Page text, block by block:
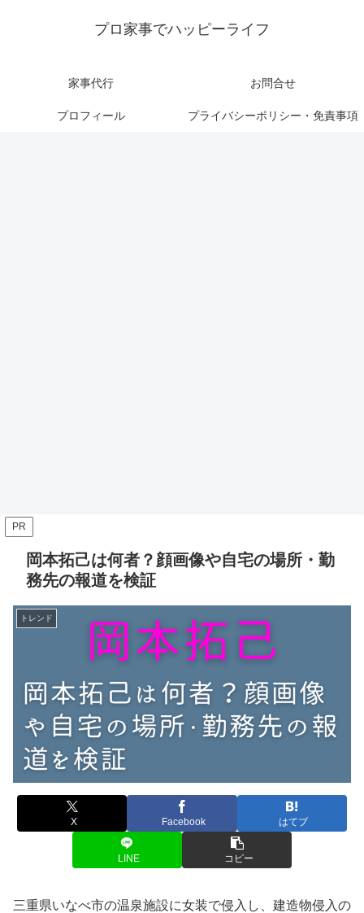
プロ家事でハッピーライフ
家事代行 お問合せ
プロフィール プライバシーポリシー・免責事項
PR
岡本拓己は何者？顔画像や自宅の場所・勤
務先の報道を検証
トレンド
X Facebook はてブ
LINE コピー
三重県いなべ市の温泉施設に女装で侵入し、建造物侵入の